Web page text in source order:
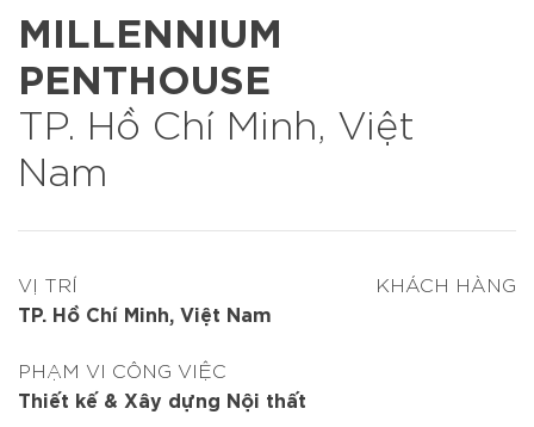
MILLENNIUM
PENTHOUSE
TP. Hồ Chí Minh, Việt
Nam
VỊ TRÍ
TP. Hồ Chí Minh, Việt Nam
KHÁCH HÀNG
PHẠM VI CÔNG VIỆC
Thiết kế & Xây dựng Nội thất